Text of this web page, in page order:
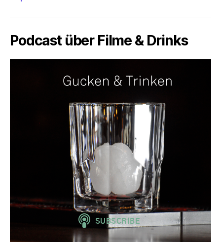
Podcast über Filme & Drinks